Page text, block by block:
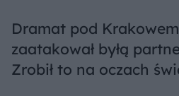
Dramat pod
zaatakował byłą
Zrobił to na oczach